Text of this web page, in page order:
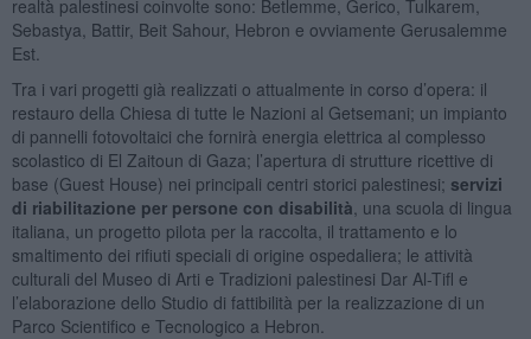
realtà palestinesi coinvolte sono: Betlemme, Gerico, Tulkarem,
Sebastya, Battir, Beit Sahour, Hebron e ovviamente Gerusalemme
Est.
Tra i vari progetti già realizzati o attualmente in corso d’opera: il
restauro della Chiesa di tutte le Nazioni al Getsemani; un impianto
di pannelli fotovoltaici che fornirà energia elettrica al complesso
scolastico di El Zaitoun di Gaza; l’apertura di strutture ricettive di
base (Guest House) nei principali centri storici palestinesi; servizi
di riabilitazione per persone con disabilità , una scuola di lingua
italiana, un progetto pilota per la raccolta, il trattamento e lo
smaltimento dei rifiuti speciali di origine ospedaliera; le attività
culturali del Museo di Arti e Tradizioni palestinesi Dar Al-Tifl e
l’elaborazione dello Studio di fattibilità per la realizzazione di un
Parco Scientifico e Tecnologico a Hebron.